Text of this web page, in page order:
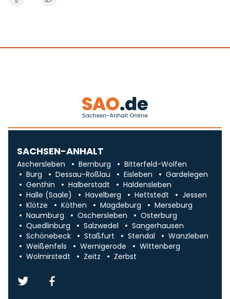
SACHSEN-ANHALT
Aschersleben Bernburg
Bitterfeld-Wolfen
Burg
Dessau-Roßlau Eisleben
Gardelegen
Genthin
Halberstadt
Haldensleben
Halle (Saale)
Havelberg Hettstedt
Jessen
Klötze
Köthen Magdeburg
Merseburg
Naumburg
Oschersleben
Osterburg
Quedlinburg
Salzwedel
Sangerhausen
Schönebeck
Staßfurt Stendal
Wanzleben
Weißenfels
Wernigerode
Wittenberg
Wolmirstedt
Zeitz Zerbst